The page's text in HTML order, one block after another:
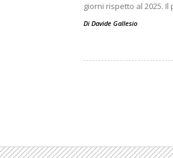
giorni rispetto al 2025.
Di Davide Gallesio